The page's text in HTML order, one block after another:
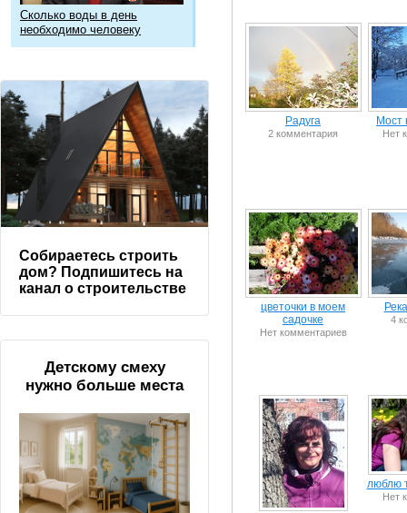
Радуга
2 комментария
Мост
Нет
цветочки в моем
садочке
Нет комментариев
4
люблю
Нет
Сколько воды в день
необходимо человеку
Собираетесь строить
дом? Подпишитесь на
канал о строительстве
Детскому смеху
нужно больше места